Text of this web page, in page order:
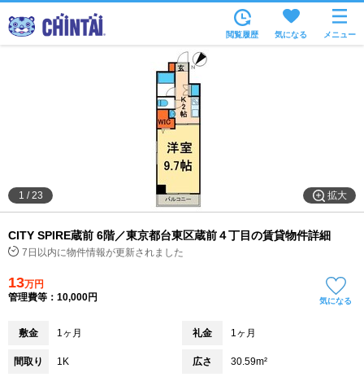
沿線・駅から
住所から
家賃相場から
通勤通学時間から
物件特集から
不動産会社から
TOP
閲覧履歴 気になる メニュー
拡大
1 /23
CITY SPIRE蔵前 6階／東京都台東区蔵前４丁目の賃貸物件詳細
7日以内に物件情報が更新されました
13万円
管理費等：10,000円
気になる
敷金 1ヶ月 礼金 1ヶ月
間取り 1K 広さ 30.59m²